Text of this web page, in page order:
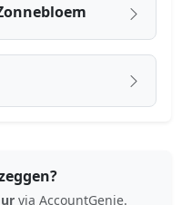
via AccountGenie.